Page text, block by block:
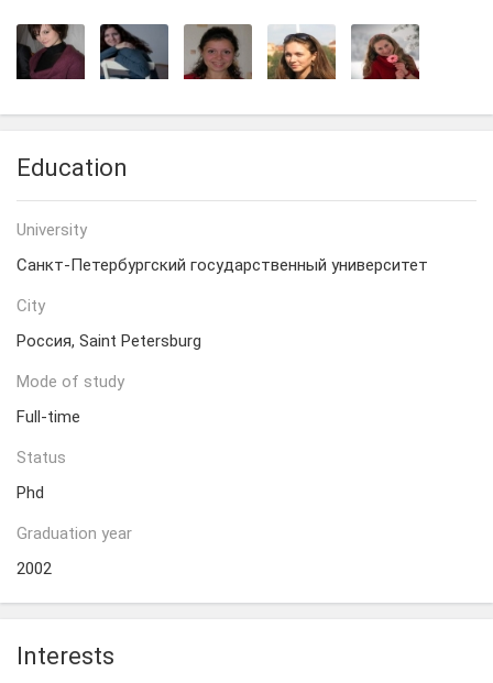
Education
University
Санкт-Петербургский государственный университет
City
Россия, Saint Petersburg
Mode of study
Full-time
Status
Phd
Graduation year
2002
Interests